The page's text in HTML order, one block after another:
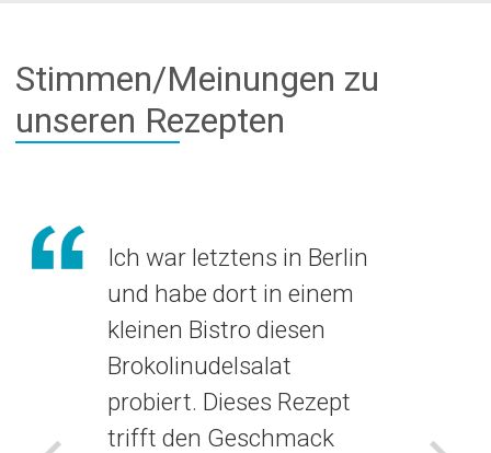
Stimmen/Meinungen zu
unseren Rezepten
Ich war letztens in Berlin
und habe dort in einem
kleinen Bistro diesen
Brokolinudelsalat
probiert. Dieses Rezept
trifft den Geschmack